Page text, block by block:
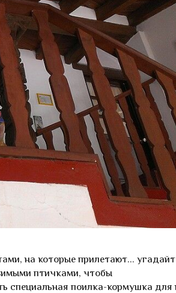
на которые прилетают...
птичками, чтобы
специальная поилка-кормушка для